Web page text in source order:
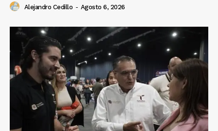
Alejandro Cedillo - Agosto 6, 2026